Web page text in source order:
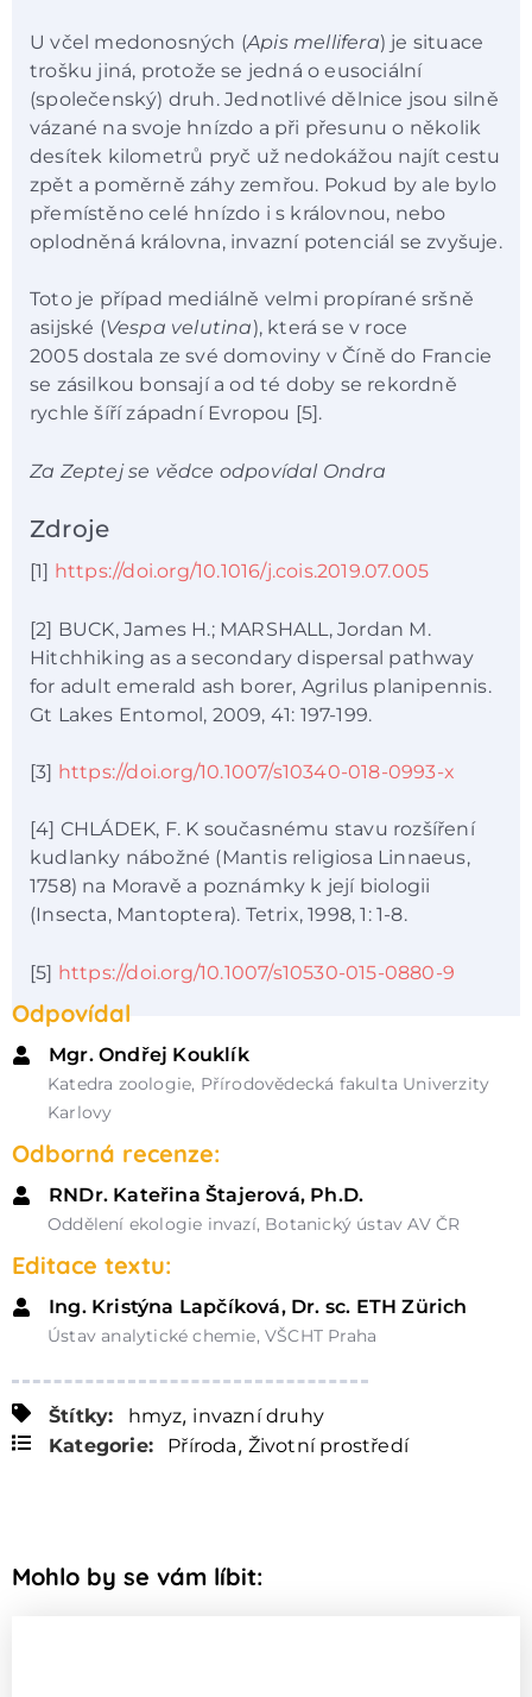
U včel medonosných (Apis mellifera) je situace
trošku jiná, protože se jedná o eusociální
(společenský) druh. Jednotlivé dělnice jsou silně
vázané na svoje hnízdo a při přesunu o několik
desítek kilometrů pryč už nedokážou najít cestu
zpět a poměrně záhy zemřou. Pokud by ale bylo
přemístěno celé hnízdo i s královnou, nebo
oplodněná královna, invazní potenciál se zvyšuje.
Toto je případ mediálně velmi propírané sršně
asijské (Vespa velutina), která se v roce
2005 dostala ze své domoviny v Číně do Francie
se zásilkou bonsají a od té doby se rekordně
rychle šíří západní Evropou [5].
Za Zeptej se vědce odpovídal Ondra
Zdroje
[1] https://doi.org/10.1016/j.cois.2019.07.005
[2] BUCK, James H.; MARSHALL, Jordan M.
Hitchhiking as a secondary dispersal pathway
for adult emerald ash borer, Agrilus planipennis.
Gt Lakes Entomol, 2009, 41: 197-199.
[3] https://doi.org/10.1007/s10340-018-0993-x
[4] CHLÁDEK, F. K současnému stavu rozšíření
kudlanky nábožné (Mantis religiosa Linnaeus,
1758) na Moravě a poznámky k její biologii
(Insecta, Mantoptera). Tetrix, 1998, 1: 1-8.
[5] https://doi.org/10.1007/s10530-015-0880-9
Odpovídal
Mgr. Ondřej Kouklík
Katedra zoologie, Přírodovědecká fakulta Univerzity
Karlovy
Odborná recenze:
RNDr. Kateřina Štajerová, Ph.D.
Oddělení ekologie invazí, Botanický ústav AV ČR
Editace textu:
Ing. Kristýna Lapčíková, Dr. sc. ETH Zürich
Ústav analytické chemie, VŠCHT Praha
Štítky: hmyz, invazní druhy
Kategorie:
Příroda, Životní prostředí
Mohlo by se vám líbit: